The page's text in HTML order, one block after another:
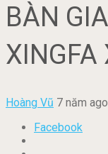
BÀN
XINGFA
Hoàng Vũ 7 năm ago
Facebook